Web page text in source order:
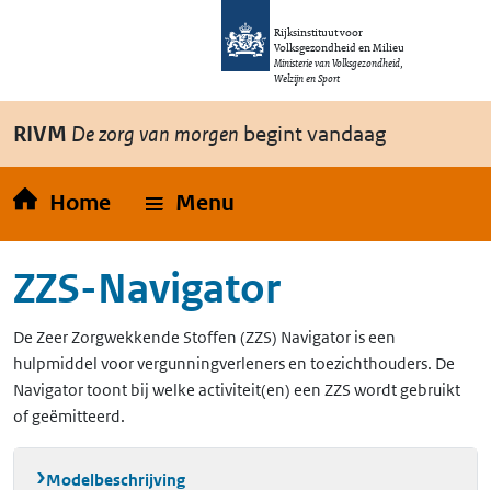
Overslaan en naar de inhoud gaan
Rijksinstituut voor
Volksgezondheid en Milieu
Ministerie van Volksgezondheid,
Welzijn en Sport
RIVM De zorg van morgen begint vandaag
Home Menu
ZZS-Navigator
De Zeer Zorgwekkende Stoffen (ZZS) Navigator is een
hulpmiddel voor vergunningverleners en toezichthouders. De
Navigator toont bij welke activiteit(en) een ZZS wordt gebruikt
of geëmitteerd.
Modelbeschrijving